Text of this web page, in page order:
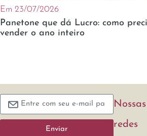
Em 23/07/2026
Panetone que dá Lucro: como
vender o ano inteiro
Enviar
Nossas
redes